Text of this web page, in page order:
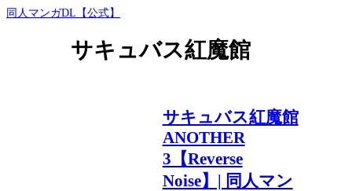
同人マンガDL【公式】
サキュバス紅魔館
サキュバス紅魔館
ANOTHER
3【Reverse
Noise】| 同人マン